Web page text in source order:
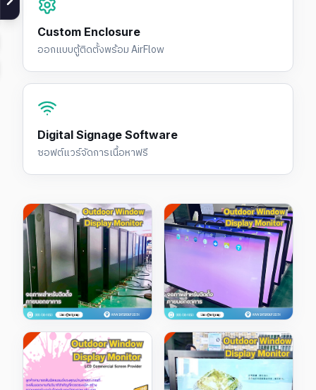
Custom Enclosure
ออกแบบตู้ติดตั้งพร้อม AirFlow
Digital Signage Software
ซอฟต์แวร์จัดการเนื้อหาฟรี